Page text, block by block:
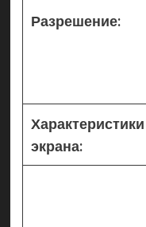
Разрешение:
Характеристики
экрана: